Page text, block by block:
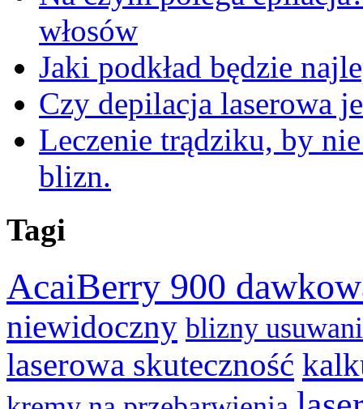
włosów
Jaki podkład będzie
Czy depilacja laserowa
Leczenie trądziku, by
blizn.
Tagi
AcaiBerry 900
niewidoczny blizny
laserowa skuteczność